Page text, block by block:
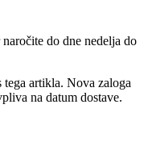
do dne nedelja do
tega artikla. Nova zaloga
na datum dostave.